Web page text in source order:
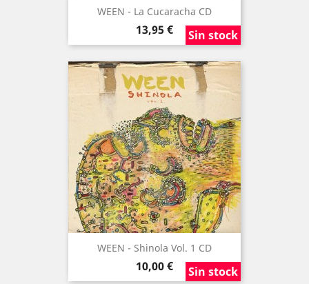
WEEN - La Cucaracha CD
Sin stock
Precio
13,95 € Sin stock
Sin stock
WEEN - Shinola Vol. 1 CD
Sin stock
Precio
10,00 € Sin stock
Sin stock